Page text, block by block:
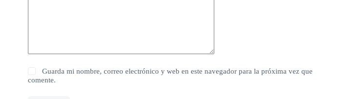
Guarda mi nombre, correo electrónico y web en este navegador para la próxima vez que
comente.